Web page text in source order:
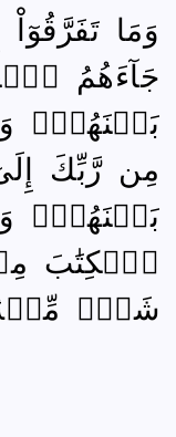
وَمَا
جَآءَهُمُ
بَيۡنَهُمۡۚ
مِن رَّبِّكَ
بَيۡنَهُمۡۚ
ٱلۡكِتَٰبَ
شَكّٖ مِّنۡهُ